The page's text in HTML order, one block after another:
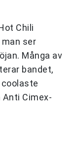
Chili
ser
Många av
bandet,
coolaste
Anti Cimex-